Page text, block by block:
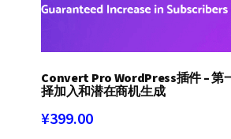
Convert Pro WordPress插件 – 第
择加入和潜在商机生成
¥399.00